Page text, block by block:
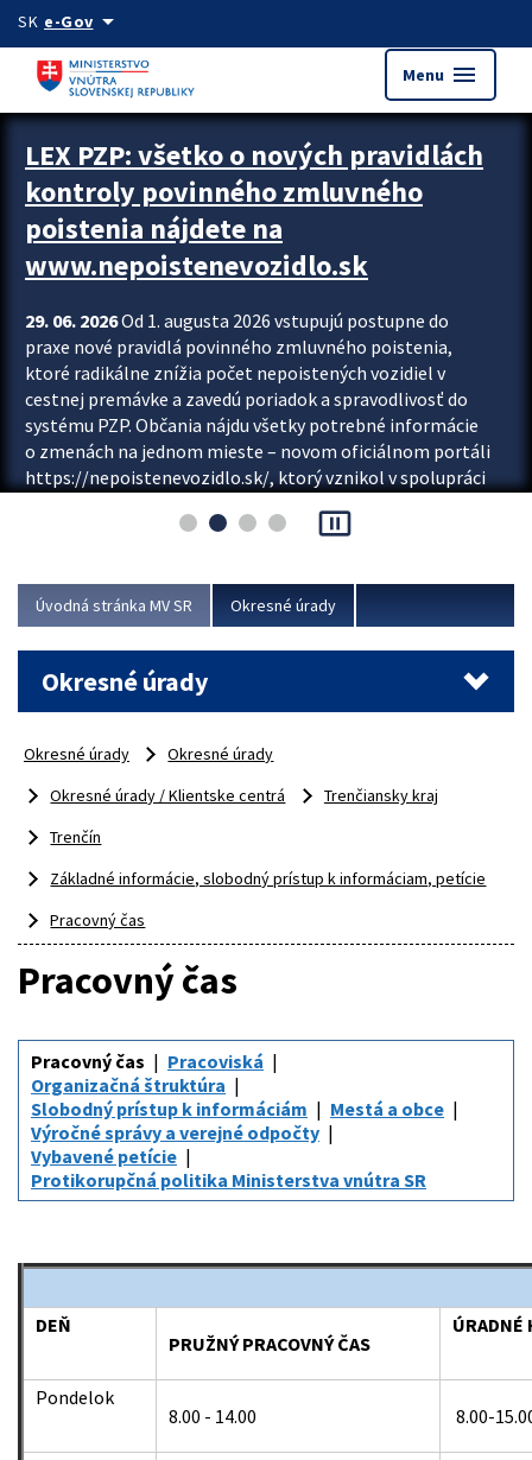
Preskocit na hlavný obsah
SK e-Govarrow_drop_down
Menu menu
Zastavit automatický posun upútavok
LEX PZP: všetko o nových pravidlách
kontroly povinného zmluvného
poistenia nájdete na
www.nepoistenevozidlo.sk
29. 06. 2026Od 1. augusta 2026 vstupujú postupne do
praxe nové pravidlá povinného zmluvného poistenia,
ktoré radikálne znížia počet nepoistených vozidiel v
cestnej premávke a zavedú poriadok a spravodlivosť do
systému PZP. Občania nájdu všetky potrebné informácie
o zmenách na jednom mieste – novom oficiálnom portáli
https://nepoistenevozidlo.sk/, ktorý vznikol v spolupráci
asociácie poisťovní (SLASPO) a Ministerstva vnútra SR.
Viac
pause_presentation
Úvodná stránka MV SR Okresné úrady
Okresné úrady
Okresné úrady
Okresné úrady
Okresné úrady / Klientske centrá
Trenčiansky kraj
Trenčín
Základné informácie, slobodný prístup k informáciam, petície
Pracovný čas
Pracovný čas
Pracovný čas
Pracoviská
Organizačná štruktúra
Slobodný prístup k informáciám
Mestá a obce
Výročné správy a verejné odpočty
Vybavené petície
Protikorupčná politika Ministerstva vnútra SR
DEŇ
PRUŽNÝ PRACOVNÝ ČAS
ÚRADNÉ
Pondelok
8.00 - 14.00
8.00-